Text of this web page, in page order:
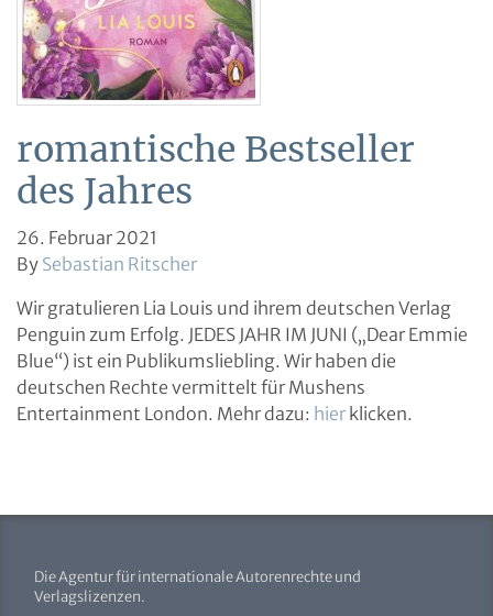
romantische Bestseller
des Jahres
26. Februar 2021
By Sebastian Ritscher
Wir gratulieren Lia Louis und ihrem deutschen Verlag
Penguin zum Erfolg. JEDES JAHR IM JUNI („Dear Emmie
Blue“) ist ein Publikumsliebling. Wir haben die
deutschen Rechte vermittelt für Mushens
Entertainment London. Mehr dazu: hier klicken.
Die Agentur für internationale Autorenrechte und
Verlagslizenzen.